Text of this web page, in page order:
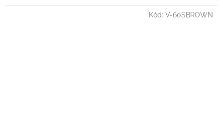
Kód: V-60SBROWN